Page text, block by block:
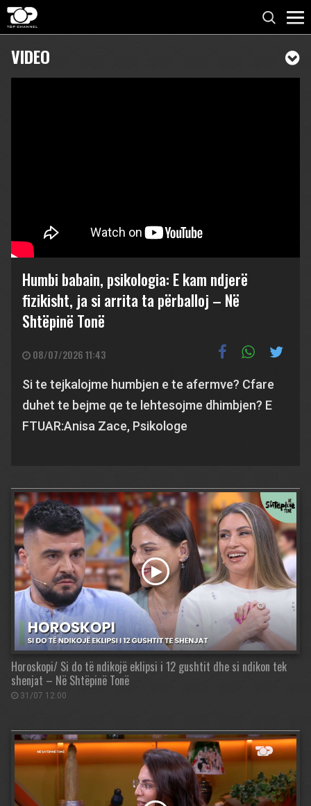
VIDEO
Humbi babain, psikologia: E kam ndjerë
fizikisht, ja si arrita ta përballoj – Në
Shtëpinë Tonë
08/07/2026 11:43
Si te tejkalojme humbjen e te afermve? Cfare
duhet te bejme qe te lehtesojme dhimbjen? E
FTUAR:​ Anisa Zace, Psikologe
Horoskopi/ Si do të ndikojë eklipsi i 12 gushtit dhe si ndikon tek
shenjat – Në Shtëpinë Tonë
31/07 12:00